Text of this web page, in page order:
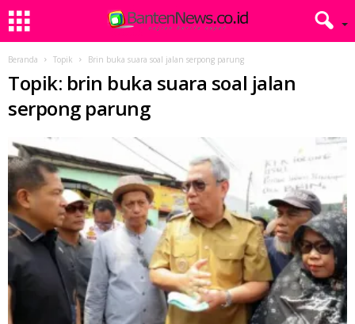
Beranda Topik Brin buka suara soal jalan serpong parung
Topik: brin buka suara soal jalan
serpong parung